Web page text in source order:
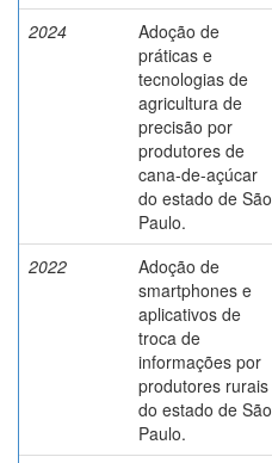
2024
Adoção de
práticas e
tecnologias de
agricultura de
precisão por
produtores de
cana-de-açúcar
do estado de São
Paulo.
2022
Adoção de
smartphones e
aplicativos de
troca de
informações por
produtores rurais
do estado de São
Paulo.